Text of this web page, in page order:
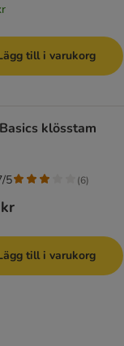
till i varukorg
klösstam
5 (6)
till i varukorg